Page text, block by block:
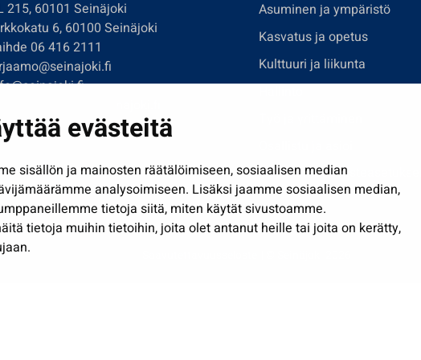
evästeitä
sisällön ja mainosten räätälöimiseen, sosiaalisen median
analysoimiseen. Lisäksi jaamme sosiaalisen median,
tietoja siitä, miten käytät sivustoamme.
tietoja muihin tietoihin, joita olet antanut heille tai joita on kerätty,
215, 60101 Seinäjoki
6, 60100 Seinäjoki
06 416 2111
uutiskirje
Asuminen ja ympäristö
Kasvatus ja opetus
Kulttuuri ja liikunta
Näytä omat evästeasetukseni